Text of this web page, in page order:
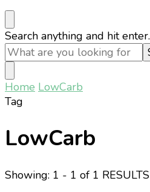
Looking
for
Something?
Search anything and hit enter.
Home LowCarb
Tag
LowCarb
Showing: 1 - 1 of 1 RESULTS